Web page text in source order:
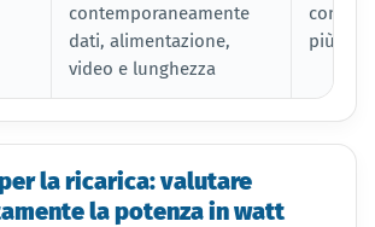
contemporaneamente
dati, alimentazione,
video e lunghezza
più
la ricarica: valutare
la potenza in watt